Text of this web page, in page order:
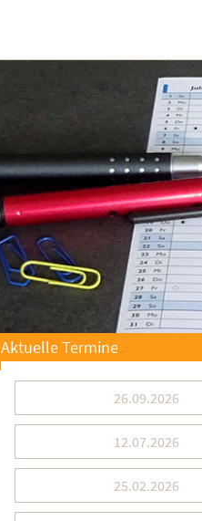
Aktuelle Termine
26.09.2026
12.07.2026
25.02.2026